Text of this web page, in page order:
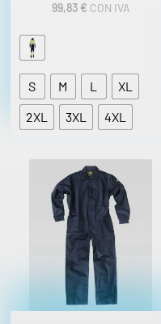
99,83 € CON IVA
S M L
XL
2XL
3XL 4XL